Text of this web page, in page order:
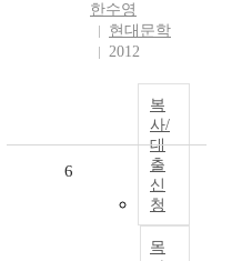
한수영
현대문학
2012
복
사/
대
출
신
청
목
6